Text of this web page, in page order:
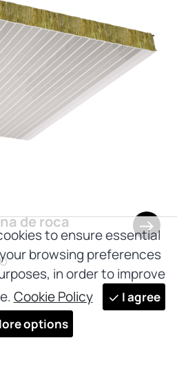
de roca
to ensure essential
browsing preferences
in order to improve
Cookie Policy
I agree
options